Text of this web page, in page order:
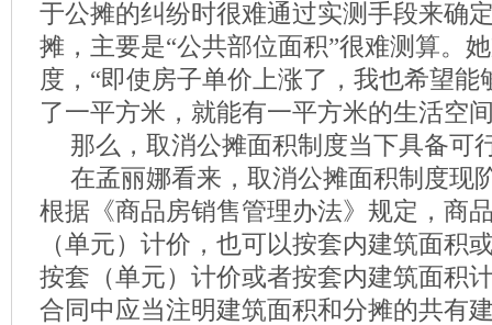
于公摊的纠纷时很难通过实测手段来确
摊，主要是“公共部位面积”很难测算。
度，“即使房子单价上涨了，我也希望能
了一平方米，就能有一平方米的生活空
那么，取消公摊面积制度当下具备可
在孟丽娜看来，取消公摊面积制度现
根据《商品房销售管理办法》规定，商
（单元）计价，也可以按套内建筑面积
按套（单元）计价或者按套内建筑面积
合同中应当注明建筑面积和分摊的共有